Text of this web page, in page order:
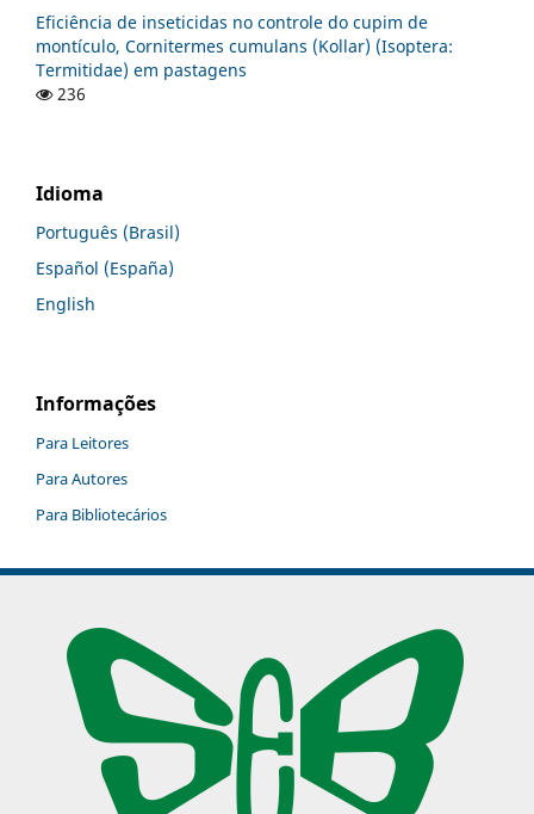
Eficiência de inseticidas no controle do cupim de
montículo, Cornitermes cumulans (Kollar) (Isoptera:
Termitidae) em pastagens
236
Idioma
Português (Brasil)
Español (España)
English
Informações
Para Leitores
Para Autores
Para Bibliotecários